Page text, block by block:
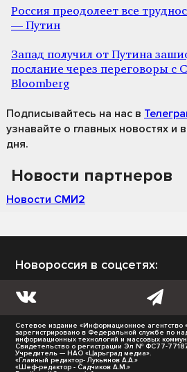
Россия преодолеет все
— Путин
Запад получил от Путина
послание через переговоры
Bloomberg
Подписывайтесь на нас в
узнавайте о главных новостях и
дня.
Новости партнеров
Новости СМИ2
Новороссия в соцсетях:
Сетевое издание «Информационное агентство
зарегистрировано в Федеральной службе по
информационных технологий и массовых
Свидетельство о регистрации Эл № ФС77-
Учредитель — НАО «Царьград медиа».
«Главный редактор- Лукьянов А.А.»
«Шеф-редактор - Садчиков А.М.»